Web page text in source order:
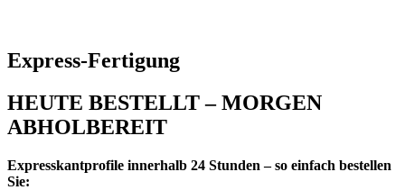
Express-Fertigung
HEUTE BESTELLT – MORGEN
ABHOLBEREIT
Expresskantprofile innerhalb 24 Stunden – so einfach bestellen
Sie: